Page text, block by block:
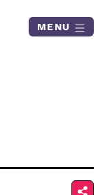
MENU